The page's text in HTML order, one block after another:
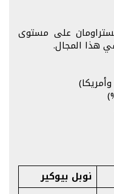
على مستوى
هذا المجال.
نوبل بيوكير